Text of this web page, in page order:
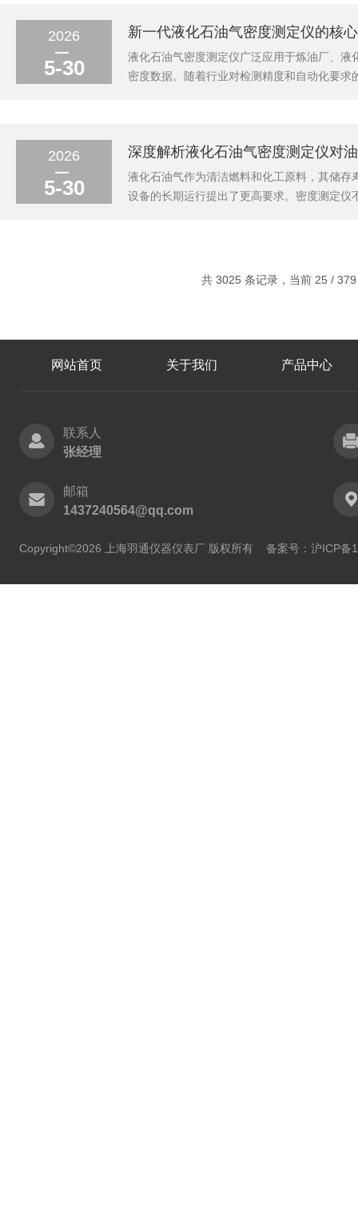
2026
5-30
新一代液化石油气密度测定仪的核
液化石油气密度测定仪广泛应用于炼油厂、
密度数据。随着行业对检测精度和自动化要
2026
5-30
深度解析液化石油气密度测定仪对
液化石油气作为清洁燃料和化工原料，其储
设备的长期运行提出了更高要求。密度测定
共 3025 条记录，当前 25 /
网站首页 关于我们 产品中心
联系人
张经理
邮箱
1437240564@qq.com
Copyright©2026 上海羽通仪器仪表厂 版权所有 备案号：沪ICP备